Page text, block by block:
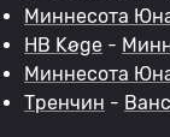
Миннесота
HB Køge -
Миннесота
Тренчин -